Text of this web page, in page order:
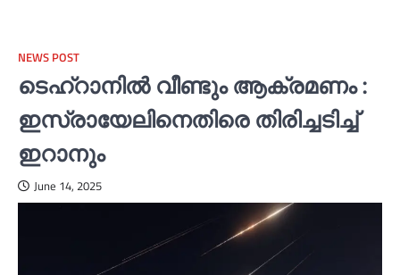
NEWS POST
ടെഹ്റാനില്‍ വീണ്ടും ആക്രമണം :
ഇസ്രായേലിനെതിരെ തിരിച്ചടിച്ച്‌
ഇറാനും
June 14, 2025